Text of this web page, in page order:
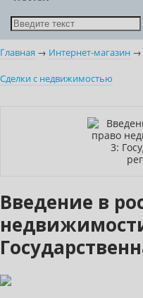
Главная → Интернет-магазин →
Сделки с недвижимостью
Введение в